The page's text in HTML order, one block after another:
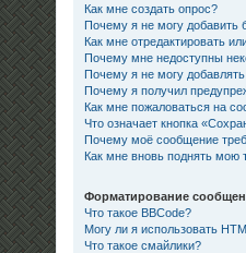
Как мне создать опрос?
Почему я не могу добавить
Как мне отредактировать
Почему мне недоступны
Почему я не могу
Почему я получил
Как мне пожаловаться на
Что означает кнопка
Почему моё сообщение
Как мне вновь поднять мою
Форматирование
Что такое BBCode?
Могу ли я использовать
Что такое смайлики?